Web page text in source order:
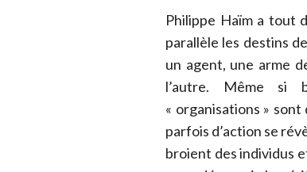
Philippe Haïm a tout
parallèle les destins
un agent, une arme
l’autre. Même si
« organisations »
parfois d’action se
broient des individus